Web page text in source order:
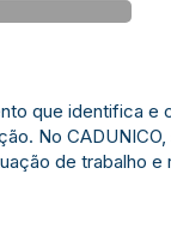
que identifica e
No
de trabalho e